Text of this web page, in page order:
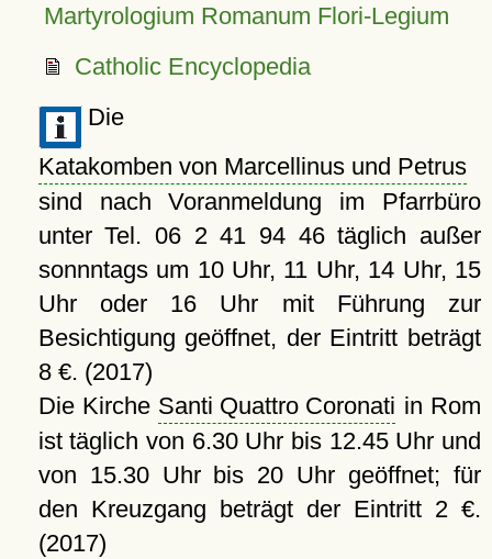
Martyrologium Romanum Flori-Legium
Catholic Encyclopedia
Die
Katakomben von Marcellinus und Petrus
sind nach Voranmeldung im Pfarrbüro
unter Tel. 06 2 41 94 46 täglich außer
sonnntags um 10 Uhr, 11 Uhr, 14 Uhr, 15
Uhr oder 16 Uhr mit Führung zur
Besichtigung geöffnet, der Eintritt beträgt
8 €. (2017)
Die Kirche Santi Quattro Coronati in Rom
ist täglich von 6.30 Uhr bis 12.45 Uhr und
von 15.30 Uhr bis 20 Uhr geöffnet; für
den Kreuzgang beträgt der Eintritt 2 €.
(2017)